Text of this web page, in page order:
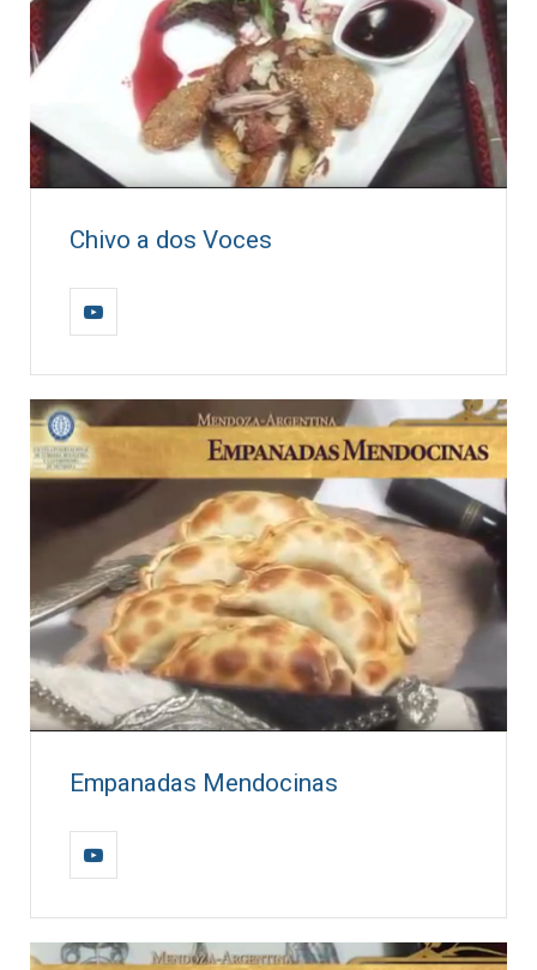
Chivo a dos Voces
Empanadas Mendocinas